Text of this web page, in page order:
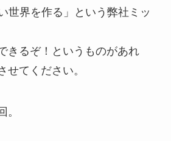
世界を作る」という弊社ミッ
きるぞ！というものがあれ
せてください。
。